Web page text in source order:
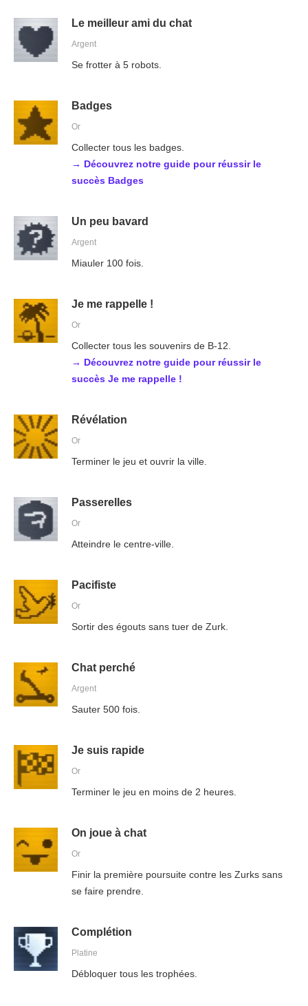
Le meilleur ami du chat
Argent
Se frotter à 5 robots.
Badges
Or
Collecter tous les badges.
→ Découvrez notre guide pour réussir le
succès Badges
Un peu bavard
Argent
Miauler 100 fois.
Je me rappelle !
Or
Collecter tous les souvenirs de B-12.
→ Découvrez notre guide pour réussir le
succès Je me rappelle !
Révélation
Or
Terminer le jeu et ouvrir la ville.
Passerelles
Or
Atteindre le centre-ville.
Pacifiste
Or
Sortir des égouts sans tuer de Zurk.
Chat perché
Argent
Sauter 500 fois.
Je suis rapide
Or
Terminer le jeu en moins de 2 heures.
On joue à chat
Or
Finir la première poursuite contre les Zurks sans
se faire prendre.
Complétion
Platine
Débloquer tous les trophées.